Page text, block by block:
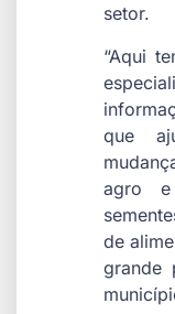
setor.
“Aqui
que
agro
de
grande